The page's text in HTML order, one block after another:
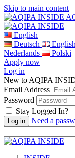
Skip to main content
English
Deutsch
Nederlands
Polski
Apply now
Log in
New to AQIPA
Email Address
Password
Stay Logged In?
Need a